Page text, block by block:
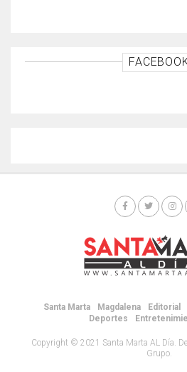
Santa Marta Magdalena Editorial
Deportes
Copyright © 2021 Santa Marta AL Día.
Grupo.